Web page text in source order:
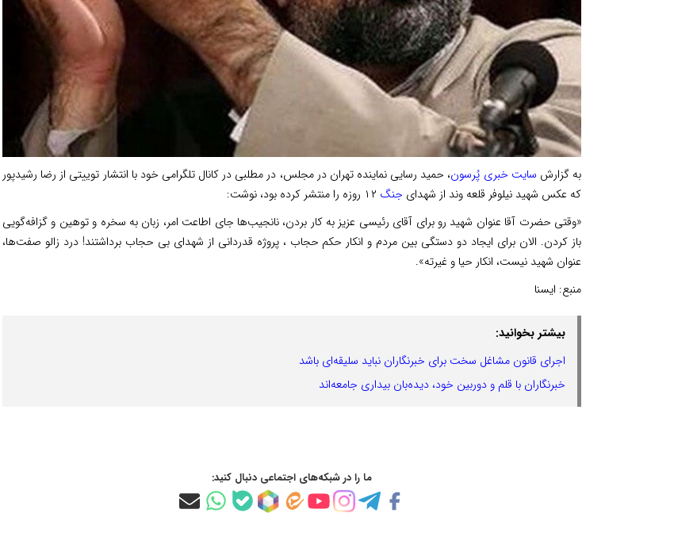
به گزارش سایت خبری پُرسون، حمید رسایی نماینده تهران در مجلس، در مطلبی در کانال تلگرامی خود با انتشار توییتی از رضا رشیدپور
که عکس شهید نیلوفر قلعه وند از شهدای جنگ
«وقتی حضرت آقا عنوان شهید رو برای آقای رئیسی عزیز به کار بردن، نانجیب‌ها جای اطاعت امر، زبان به سخره و توهین و گزافه‌گویی
باز کردن. الان برای ایجاد دو دستگی بین مردم و انکار حکم حجاب ، پروژه قدردانی از شهدای بی حجاب برداشتند! درد زالو صفت‌ها،
عنوان شهید نیست، انکار حیا و غیرته».
منبع: ایسنا
بیشتر بخوانید:
اجرای قانون مشاغل سخت برای خبرنگاران نباید سلیقه‌ای باشد
خبرنگاران با قلم و دوربین خود، دیده‌بان بیداری جامعه‌اند
ما را در شبکه‌های اجتماعی دنبال کنید: